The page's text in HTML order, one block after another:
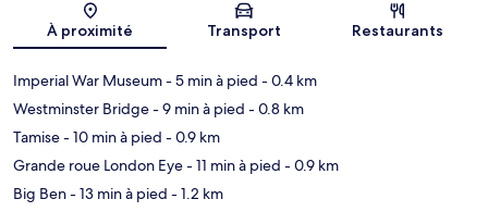
Carte
À proximité Transport Restaurants
Imperial War Museum- 5 min à pied - 0.4 km
Westminster Bridge- 9 min à pied - 0.8 km
Tamise- 10 min à pied - 0.9 km
Grande roue London Eye- 11 min à pied - 0.9 km
Big Ben- 13 min à pied - 1.2 km